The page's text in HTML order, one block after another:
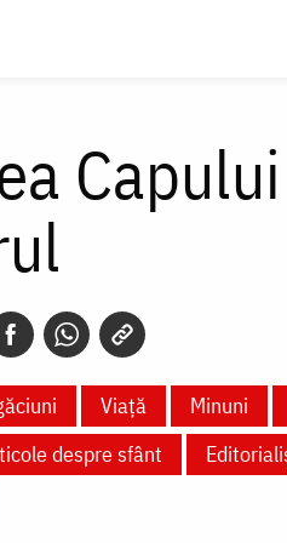
Viață Minuni
despre sfânt